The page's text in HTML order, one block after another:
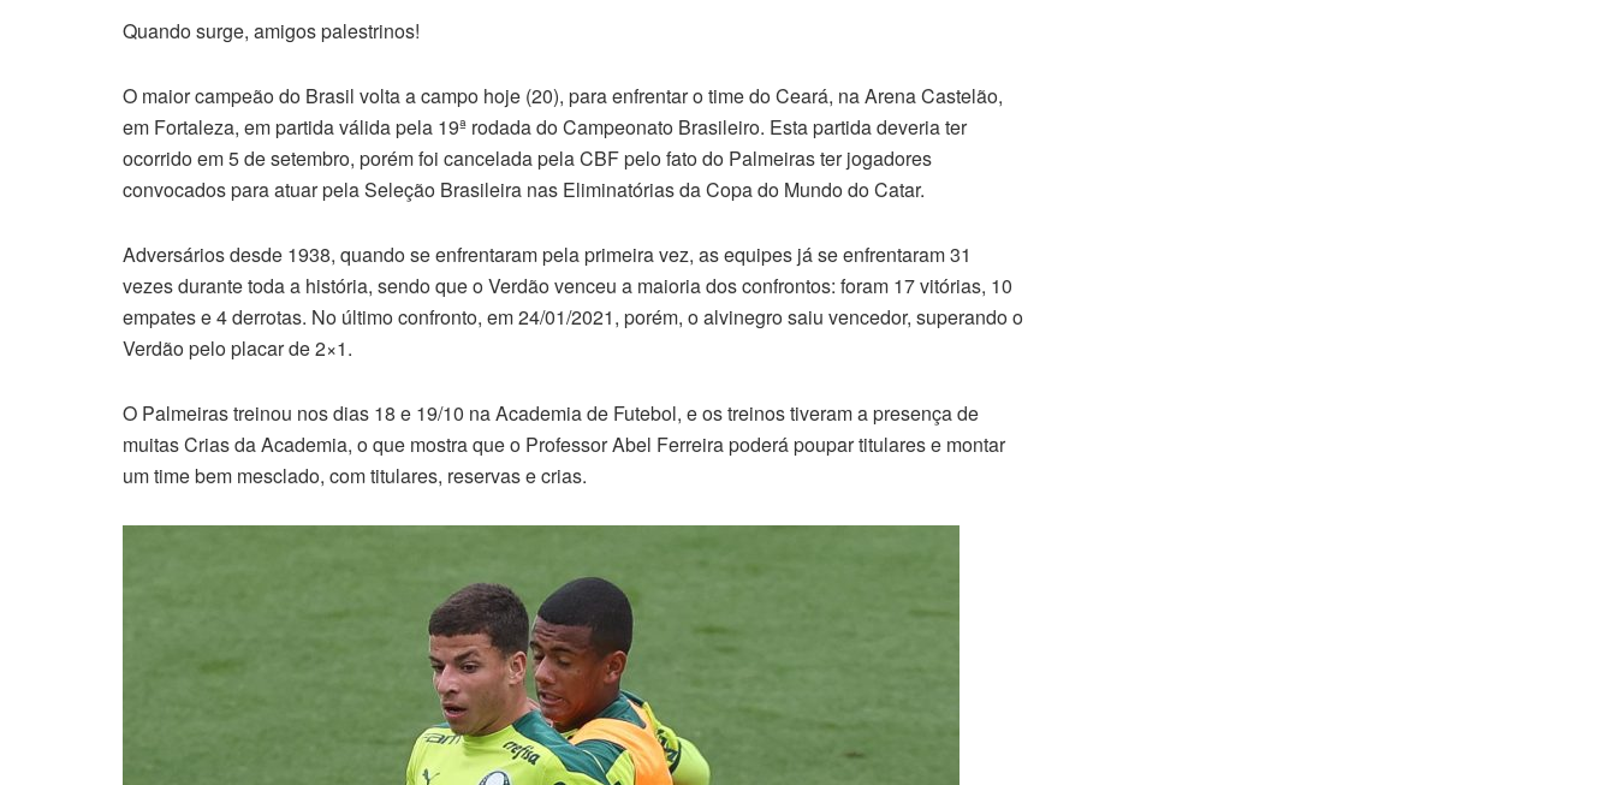
Quando surge, amigos palestrinos!
O maior campeão do Brasil volta a campo hoje (20), para enfrentar o time do Ceará, na Arena Castelão,
em Fortaleza, em partida válida pela 19ª rodada do Campeonato Brasileiro. Esta partida deveria ter
ocorrido em 5 de setembro, porém foi cancelada pela CBF pelo fato do Palmeiras ter jogadores
convocados para atuar pela Seleção Brasileira nas Eliminatórias da Copa do Mundo do Catar.
Adversários desde 1938, quando se enfrentaram pela primeira vez, as equipes já se enfrentaram 31
vezes durante toda a história, sendo que o Verdão venceu a maioria dos confrontos: foram 17 vitórias, 10
empates e 4 derrotas. No último confronto, em 24/01/2021, porém, o alvinegro saiu vencedor, superando o
Verdão pelo placar de 2×1.
O Palmeiras treinou nos dias 18 e 19/10 na Academia de Futebol, e os treinos tiveram a presença de
muitas Crias da Academia, o que mostra que o Professor Abel Ferreira poderá poupar titulares e montar
um time bem mesclado, com titulares, reservas e crias.